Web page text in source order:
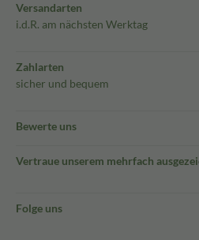
Versandarten
i.d.R. am nächsten Werktag
Zahlarten
sicher und bequem
Bewerte uns
Vertraue unserem mehrfach
Folge uns